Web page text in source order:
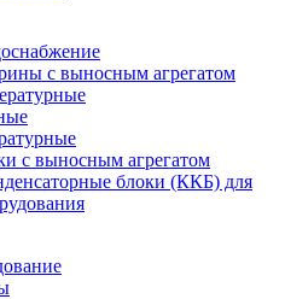
с выносным агрегатом
с выносным агрегатом
блоки (ККБ) для